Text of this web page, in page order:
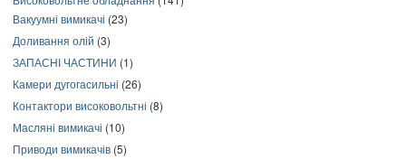
Вакуумні вимикачі (23)
Доливання олій (3)
ЗАПАСНІ ЧАСТИНИ (1)
Камери дугогасильні (26)
Контактори високовольтні (8)
Масляні вимикачі (10)
Приводи вимикачів (5)